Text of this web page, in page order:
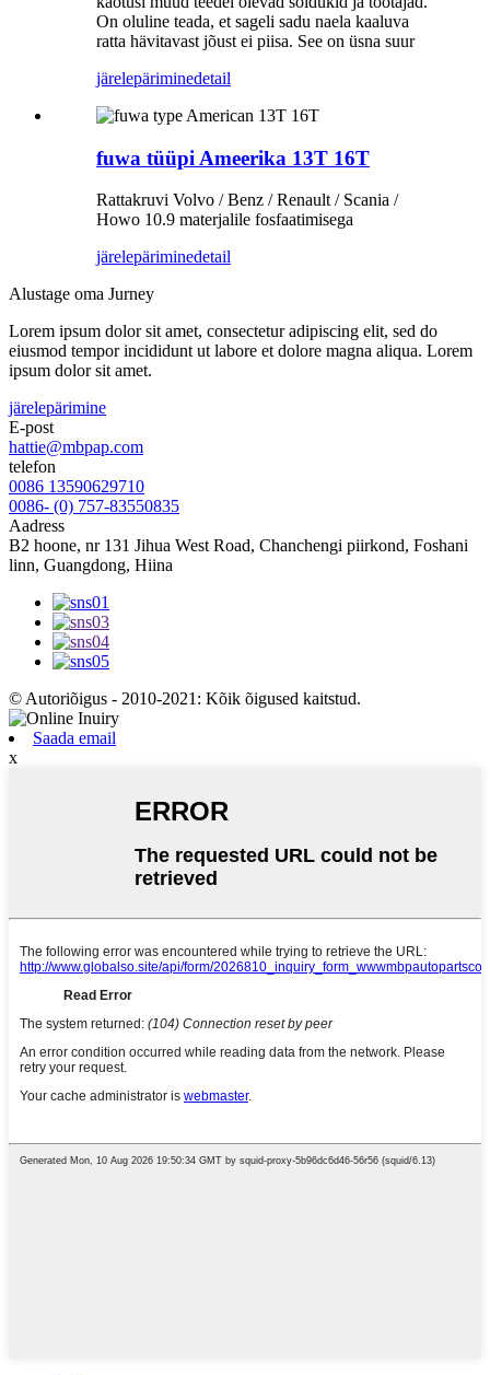
On oluline teada, et sageli sadu naela kaaluva
ratta hävitavast jõust ei piisa. See on üsna suur
järelepäriminedetail
fuwa tüüpi Ameerika 13T 16T
Rattakruvi Volvo / Benz / Renault / Scania /
Howo 10.9 materjalile fosfaatimisega
järelepäriminedetail
Alustage oma Jurney
Lorem ipsum dolor sit amet, consectetur adipiscing elit, sed do
eiusmod tempor incididunt ut labore et dolore magna aliqua. Lorem
ipsum dolor sit amet.
järelepärimine
E-post
hattie@mbpap.com
telefon
0086 13590629710
0086- (0) 757-83550835
Aadress
B2 hoone, nr 131 Jihua West Road, Chanchengi piirkond, Foshani
linn, Guangdong, Hiina
© Autoriõigus - 2010-2021: Kõik õigused kaitstud.
Saada email
x